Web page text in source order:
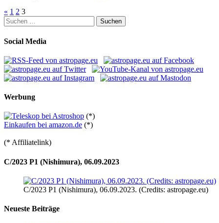
Seitennummerierung
der
Beiträge
« 1 2 3
Suchen
nach:
Social Media
Werbung
(*)
Einkaufen bei amazon.de (*)
(* Affiliatelink)
C/2023 P1 (Nishimura), 06.09.2023
C/2023 P1 (Nishimura), 06.09.2023. (Credits: astropage.eu)
Neueste Beiträge